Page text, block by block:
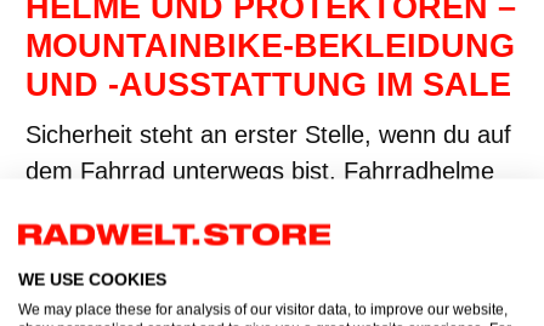
MOUNTAINBIKE-BEKLEIDUNG
UND -AUSSTATTUNG IM SALE
Sicherheit steht an erster Stelle, wenn du auf
dem Fahrrad unterwegs bist. Fahrradhelme
Schutz bei Stürzen und sorgen dafür, dass
du dich sorglos auf deine Fahrt konzentrieren
kannst. Bei uns im Sale findest du eine breite
WE USE COOKIES
We may place these for analysis of our visitor data, to improve our website,